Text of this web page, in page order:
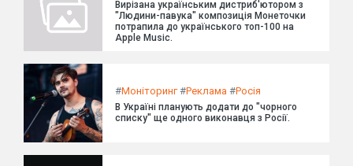
Вирізана українським дистриб'ютором з
"Людини-павука" композиція Монеточки
потрапила до українського топ-100 на
Apple Music.
#Моніторинг#Реклама #Росія
В Україні планують додати до "чорного
списку" ще одного виконавця з Росії.